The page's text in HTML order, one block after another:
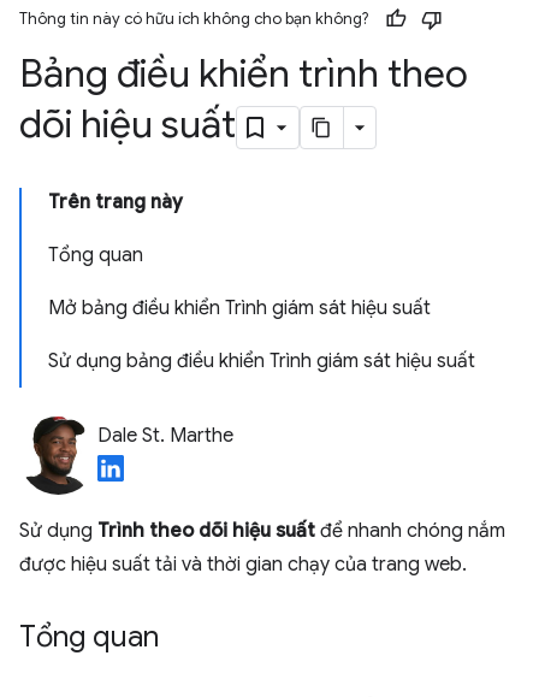
Thông tin này có hữu ích không cho bạn không?
Bảng điều khiển trình theo
dõi hiệu suất
Trên trang này
Tổng quan
Mở bảng điều khiển Trình giám sát hiệu suất
Sử dụng bảng điều khiển Trình giám sát hiệu suất
Dale St. Marthe
Sử dụng Trình theo dõi hiệu suất để nhanh chóng nắm
được hiệu suất tải và thời gian chạy của trang web.
Tổng quan